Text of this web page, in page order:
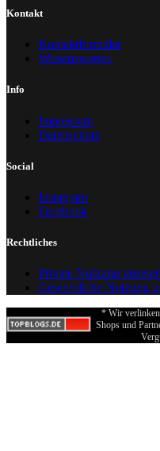
Kontakt
Kontaktformular
Wissenswertes
Info
Impressum
Datenschutz
Social
Instagram
Facebook
Rechtliches
Private Nutzung
Gewerbliche Nutzung
* Wir
Shops und